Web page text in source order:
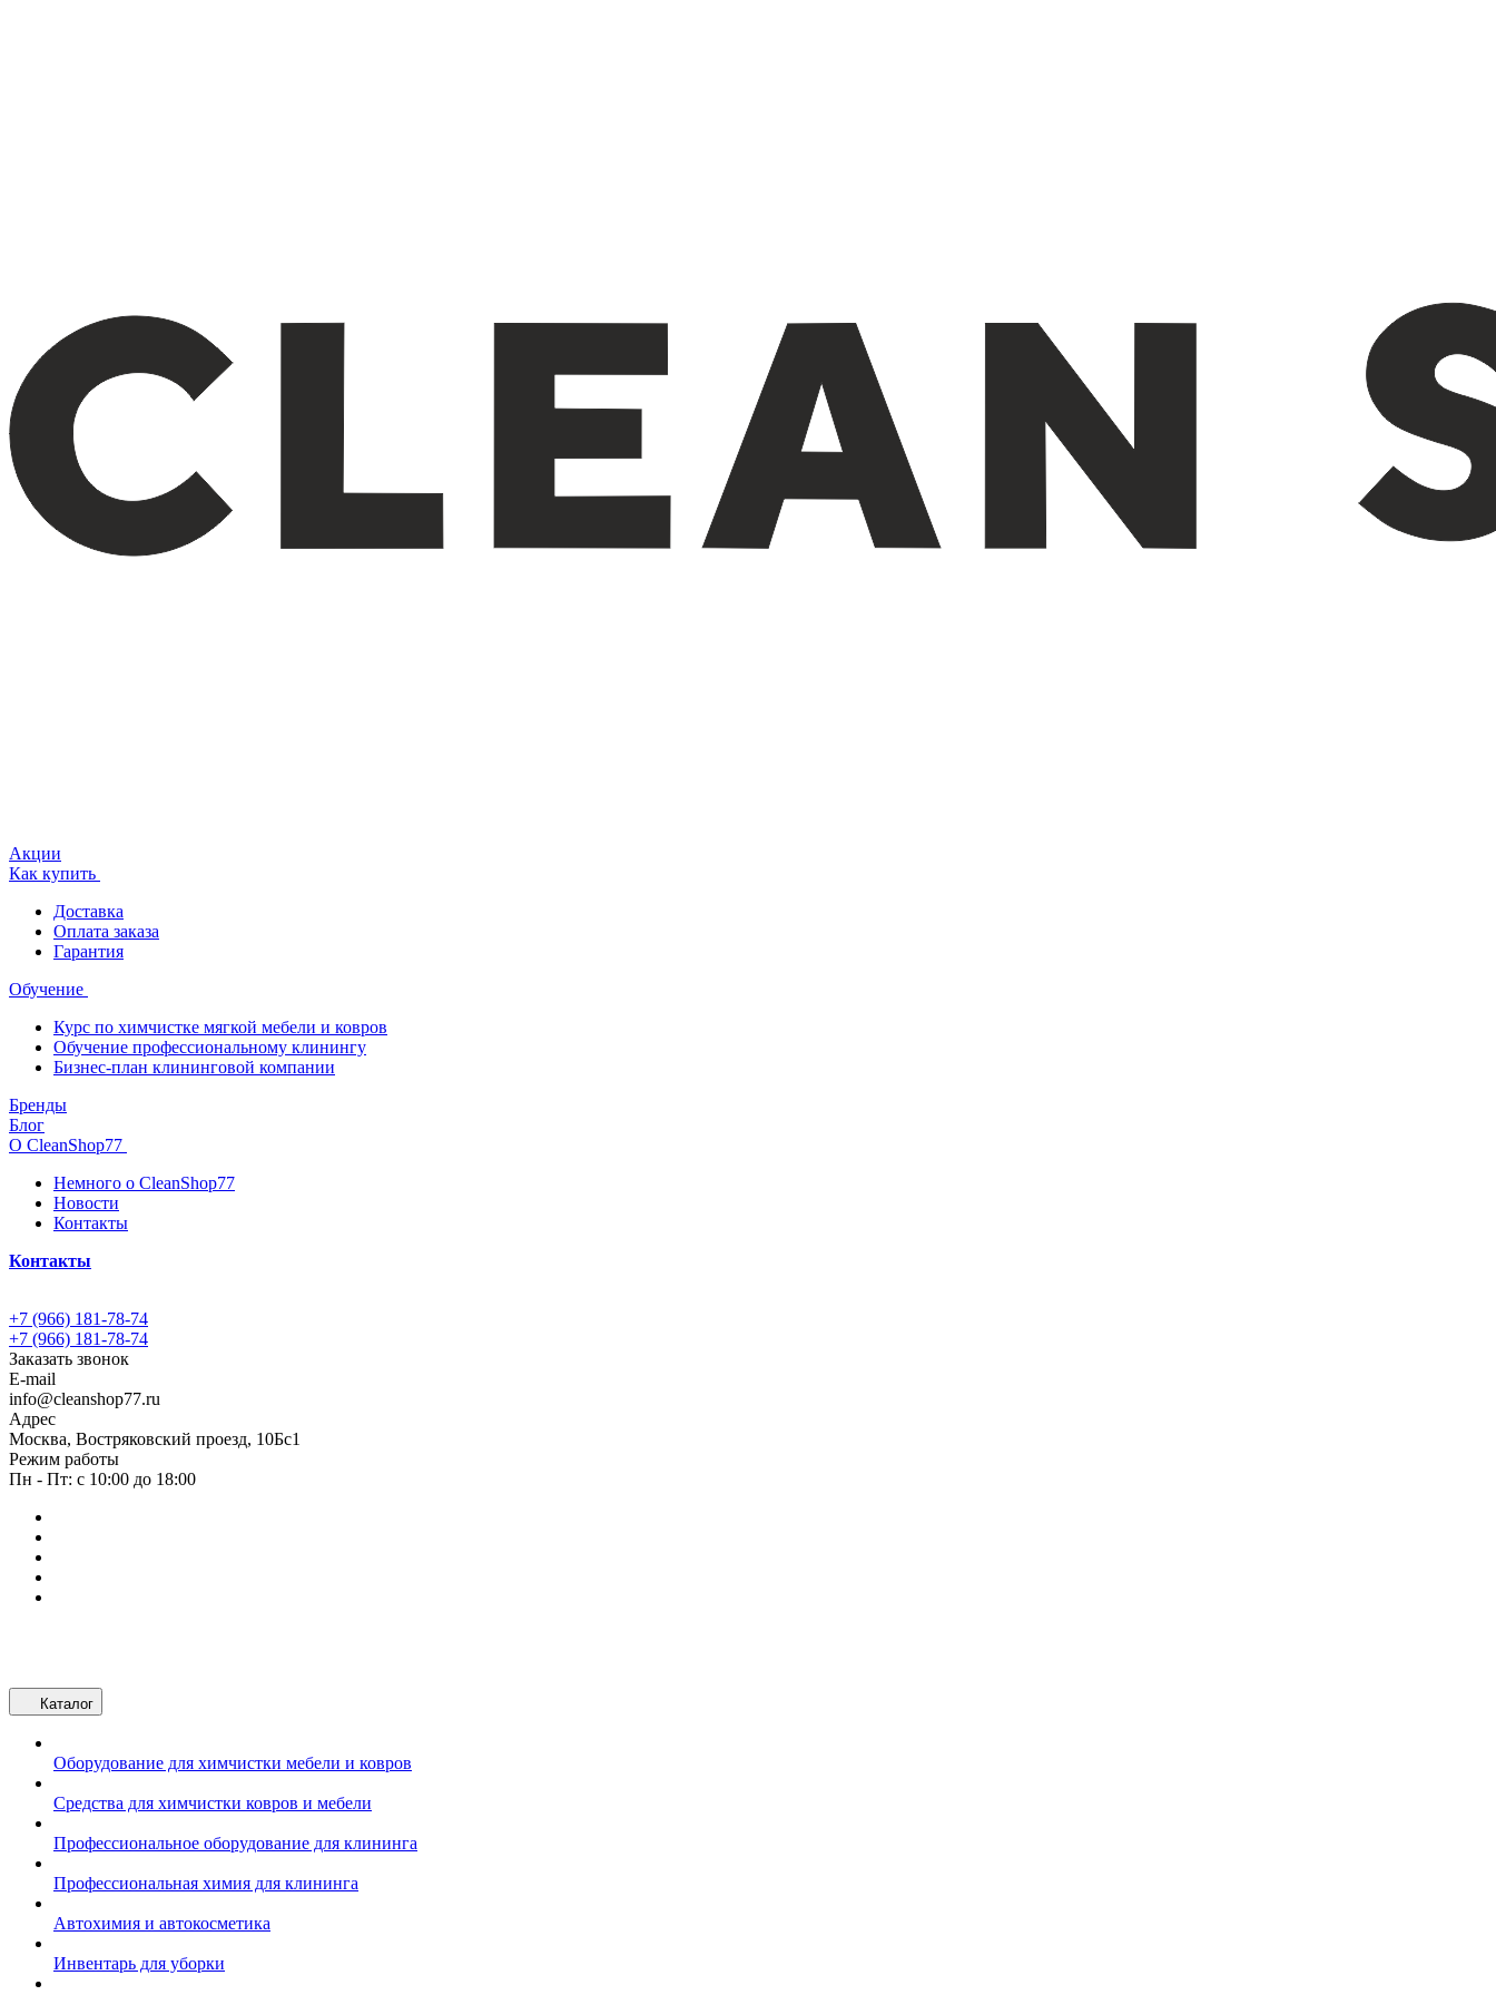
Акции
Как купить
Доставка
Оплата заказа
Гарантия
Обучение
Курс по химчистке мягкой мебели и ковров
Обучение профессиональному клинингу
Бизнес-план клининговой компании
Бренды
Блог
О CleanShop77
Немного о CleanShop77
Новости
Контакты
Контакты
+7 (966) 181-78-74
+7 (966) 181-78-74
Заказать звонок
E-mail
info@cleanshop77.ru
Адрес
Москва, Востряковский проезд, 10Бс1
Режим работы
Пн - Пт: с 10:00 до 18:00
Каталог
Оборудование для химчистки мебели и ковров
Средства для химчистки ковров и мебели
Профессиональное оборудование для клининга
Профессиональная химия для клининга
Автохимия и автокосметика
Инвентарь для уборки